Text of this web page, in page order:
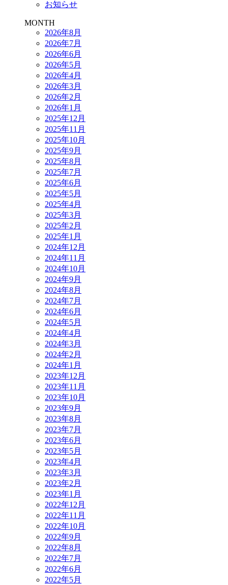
お知らせ
MONTH
2026年8月
2026年7月
2026年6月
2026年5月
2026年4月
2026年3月
2026年2月
2026年1月
2025年12月
2025年11月
2025年10月
2025年9月
2025年8月
2025年7月
2025年6月
2025年5月
2025年4月
2025年3月
2025年2月
2025年1月
2024年12月
2024年11月
2024年10月
2024年9月
2024年8月
2024年7月
2024年6月
2024年5月
2024年4月
2024年3月
2024年2月
2024年1月
2023年12月
2023年11月
2023年10月
2023年9月
2023年8月
2023年7月
2023年6月
2023年5月
2023年4月
2023年3月
2023年2月
2023年1月
2022年12月
2022年11月
2022年10月
2022年9月
2022年8月
2022年7月
2022年6月
2022年5月